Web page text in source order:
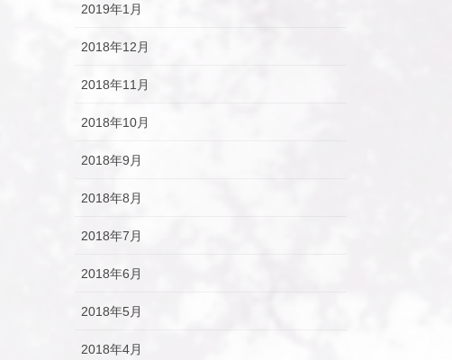
2019年1月
2018年12月
2018年11月
2018年10月
2018年9月
2018年8月
2018年7月
2018年6月
2018年5月
2018年4月